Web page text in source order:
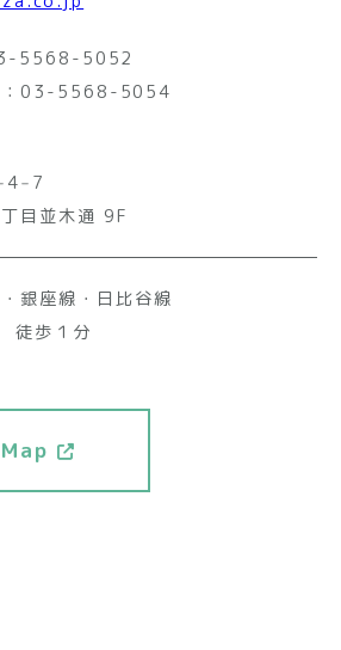
5568-5052
03-5568-5054
目並木通 9F
銀座線・日比谷線
徒歩１分